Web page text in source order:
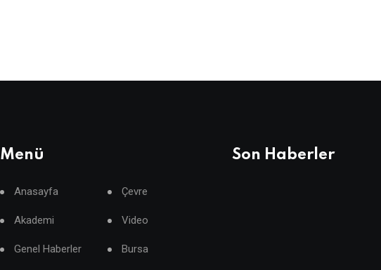
Menü
Anasayfa Çevre
Akademi Video
Genel Haberler Bursa
Son Haberler